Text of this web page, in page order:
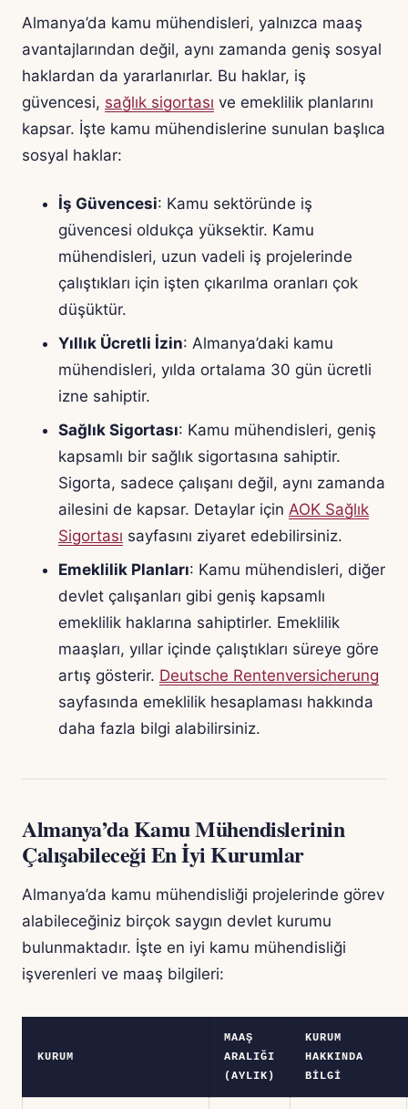
Almanya’da kamu mühendisleri, yalnızca maaş
avantajlarından değil, aynı zamanda geniş sosyal
haklardan da yararlanırlar. Bu haklar, iş
güvencesi, sağlık sigortası ve emeklilik planlarını
kapsar. İşte kamu mühendislerine sunulan başlıca
sosyal haklar:
İş Güvencesi: Kamu sektöründe iş
güvencesi oldukça yüksektir. Kamu
mühendisleri, uzun vadeli iş projelerinde
çalıştıkları için işten çıkarılma oranları çok
düşüktür.
Yıllık Ücretli İzin: Almanya’daki kamu
mühendisleri, yılda ortalama 30 gün ücretli
izne sahiptir.
Sağlık Sigortası: Kamu mühendisleri, geniş
kapsamlı bir sağlık sigortasına sahiptir.
Sigorta, sadece çalışanı değil, aynı zamanda
ailesini de kapsar. Detaylar için AOK Sağlık
Sigortası sayfasını ziyaret edebilirsiniz.
Emeklilik Planları: Kamu mühendisleri, diğer
devlet çalışanları gibi geniş kapsamlı
emeklilik haklarına sahiptirler. Emeklilik
maaşları, yıllar içinde çalıştıkları süreye göre
artış gösterir. Deutsche Rentenversicherung
sayfasında emeklilik hesaplaması hakkında
daha fazla bilgi alabilirsiniz.
Almanya’da Kamu Mühendislerinin
Çalışabileceği En İyi Kurumlar
Almanya’da kamu mühendisliği projelerinde görev
alabileceğiniz birçok saygın devlet kurumu
bulunmaktadır. İşte en iyi kamu mühendisliği
işverenleri ve maaş bilgileri:
KURUM
MAAŞ
ARALIĞI
(AYLIK)
KURUM
HAKKINDA
BILGI